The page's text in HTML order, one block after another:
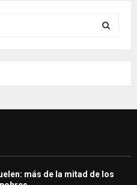
H
más de la mitad de los